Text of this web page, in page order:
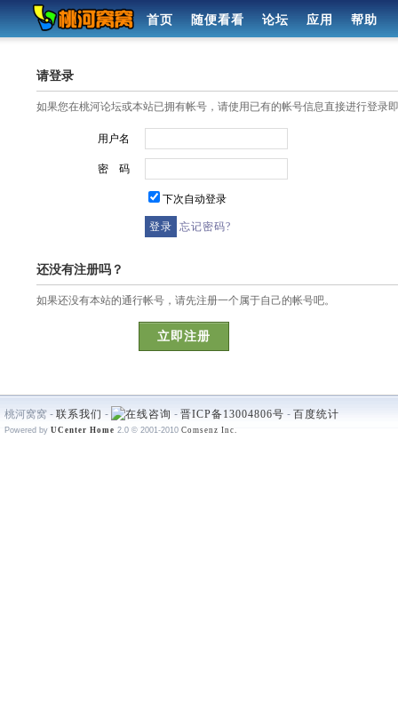
首页 随便看看 论坛 应用 帮助
请登录
如果您在桃河论坛或本站已拥有帐号，请使用已有的帐号信息直接进行登录
用户名
密 码
下次自动登录
忘记密码?
还没有注册吗？
如果还没有本站的通行帐号，请先注册一个属于自己的帐号吧。
立即注册
桃河窝窝 - 联系我们 - - 晋ICP备13004806号 - 百度统计
Powered by UCenter Home 2.0 © 2001-2010 Comsenz Inc.